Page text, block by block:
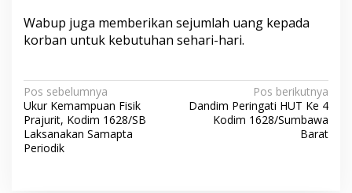
Wabup juga memberikan sejumlah uang kepada
korban untuk kebutuhan sehari-hari.
N
a
v
Pos sebelumnya
Ukur Kemampuan Fisik
Prajurit, Kodim 1628/SB
Laksanakan Samapta
Periodik
Pos berikutnya
Dandim Peringati HUT Ke 4
Kodim 1628/Sumbawa
Barat